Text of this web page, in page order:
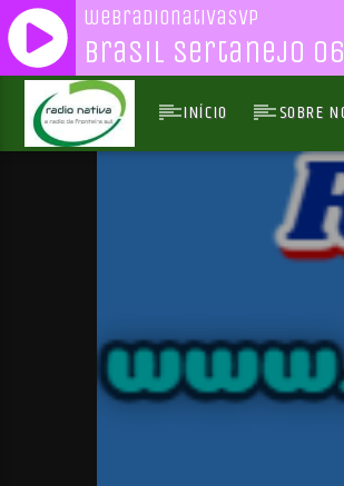
webradionativasvp
Brasil Sertanejo 06